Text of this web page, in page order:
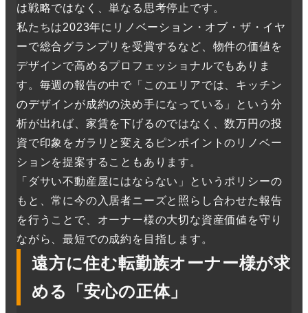
は戦略ではなく、単なる思考停止です。
私たちは2023年にリノベーション・オブ・ザ・イヤ
ーで総合グランプリを受賞するなど、物件の価値を
デザインで高めるプロフェッショナルでもありま
す。毎週の報告の中で「このエリアでは、キッチン
のデザインが成約の決め手になっている」という分
析が出れば、家賃を下げるのではなく、数万円の投
資で印象をガラリと変えるピンポイントのリノベー
ションを提案することもあります。
「ダサい不動産屋にはならない」というポリシーの
もと、常に今の入居者ニーズと照らし合わせた報告
を行うことで、オーナー様の大切な資産価値を守り
ながら、最短での成約を目指します。
遠方に住む転勤族オーナー様が求
める「安心の正体」